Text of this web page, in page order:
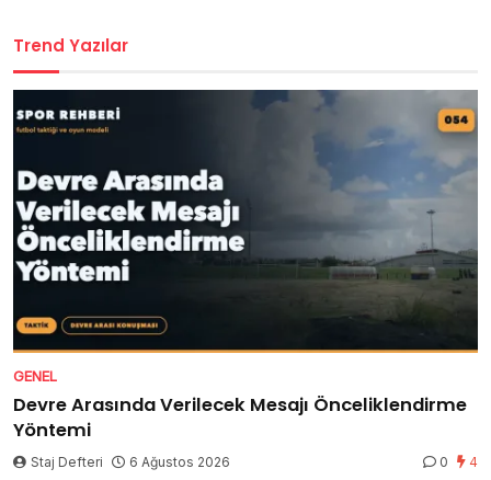
Trend Yazılar
GENEL
Devre Arasında Verilecek Mesajı Önceliklendirme
Yöntemi
Staj Defteri 6 Ağustos 2026 0 4